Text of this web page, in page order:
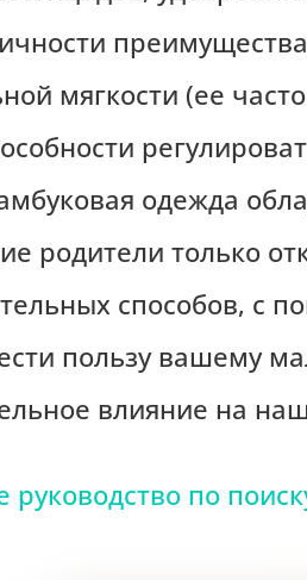
мягкости (ее
одежда
родители только
способов, с
пользу вашему
влияние на
по